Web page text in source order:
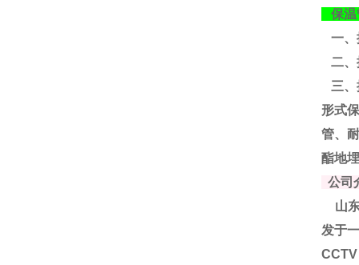
保温
一、
二、
三、
形式
管、
酯地
公司
山东
发于